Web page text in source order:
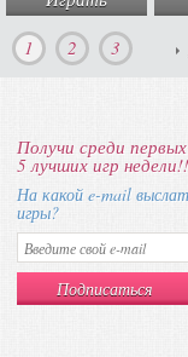
1
2 3
Получи среди первых
5 лучших игр
На какой e-mail
игры?